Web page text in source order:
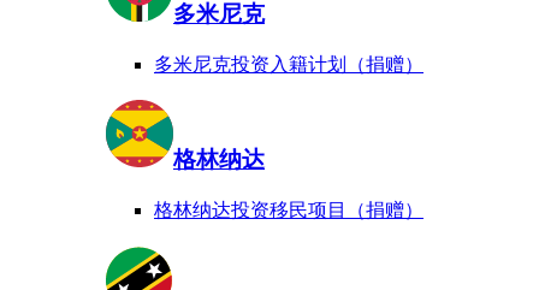
多米尼克
多米尼克投资入籍计划（捐赠）
格林纳达
格林纳达投资移民项目（捐赠）